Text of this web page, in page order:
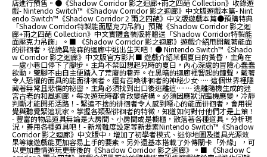
店進行預售。●《Shadow Corridor 影之迴廊+雨之四葩 Collection》收錄遊
戲- Nintendo Switch™《Shadow Corridor 影之迴廊》中文版遊戲本篇- Nint
endo Switch™《Shadow Corridor 2 雨之四葩》中文版遊戲本篇●預購特典
「Shadow Corridor特製能面壓克力吊飾」預購《Shadow Corridor 影之迴
廊+雨之四葩 Collection》中文實體盒裝版將贈送「Shadow Corridor特製能
面壓克力吊飾」。■ 《Shadow Corridor 影之迴廊》遊戲介紹甩開戴著能面
的徘徊者，從詭異陰森的迴廊中逃出生天吧！● Nintendo Switch™《Shado
w Corridor 影之迴廊》中文版官方影片■ 遊戲介紹某個夏日的黃昏，主角在
一處小巷口停下了腳步。主角不禁回想起兒時的夏日，內心深處的冒險心蠢蠢
欲動，雙腳不由自主便踏入了荒廢的巷弄。在黑暗的迴廊裡響起的鐘聲，戴著
令人恐懼的面具的能面徘徊者。還有召喚徘徊者的神秘少女……這個世界裡隱
藏著無常且悲傷的祕密，主角必須找到出口後逃離這……- 逃離隨機生成的迷
宮古老的和風迴廊，每次遊玩時都會改變結構。必須因應狀況臨機應變，冷靜
判斷才能開拓活路！- 緊追不捨的徘徊者令人感到噁心的能面徘徊者，會用視
覺與聽覺緊追玩家。掌握各類型徘徊者的特徵，知道如何對付他們才是上策！
- 豐富的物品道具無論是大房間、小房間或是櫥櫃，散落著各種道具。分析現
況，善用各種道具吧！- 新增難度設定等新要素Nintendo Switch™《Shadow
Corridor 影之迴廊》中文版中，增加了初學者模式、迷你地圖及道具光源效
果等讓遊戲能更加容易上手的要素。另外還基本搭載了外傳關卡「外緣」，可
以更加盡情遊玩更新後的《Shadow Corridor 影之迴廊》。■ 《Shadow C